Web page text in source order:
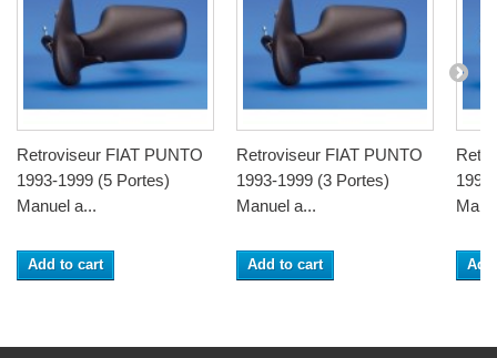
Retroviseur FIAT PUNTO
1993-1999 (5 Portes)
Manuel a...
Add to cart
Retroviseur FIAT PUNTO
1993-1999 (3 Portes)
Manuel a...
Add to cart